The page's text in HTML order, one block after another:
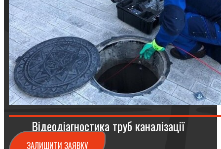
Відеодіагностика труб каналізації
ЗАЛИШИТИ ЗАЯВКУ